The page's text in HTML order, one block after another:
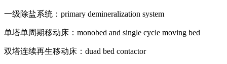
一级除盐系统：primary demineralization system
单塔单周期移动床：monobed and single cycle moving bed
双塔连续再生移动床：duad bed contactor